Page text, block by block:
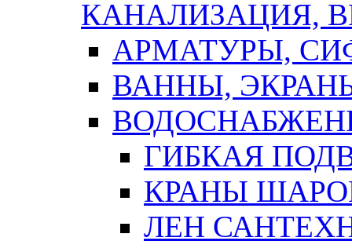
КАНАЛИЗАЦИЯ,
АРМАТУРЫ,
ВАННЫ,
ГИБКАЯ
КРАНЫ
ЛЕН